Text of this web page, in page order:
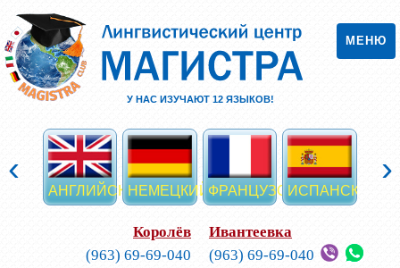
МЕНЮ
У НАС ИЗУЧАЮТ 12ЯЗЫКОВ!
АНГЛИЙСКИЙНЕМЕЦКИЙФРАНЦУЗСКИЙИСПАНСКИЙ
‹ ›
Королёв
(963) 69-69-040
Ивантеевка
(963) 69-69-040